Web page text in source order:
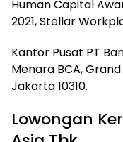
Human Capital
2021, Stellar
Kantor Pusat PT
Menara BCA, Grand
Jakarta 10310.
Lowongan